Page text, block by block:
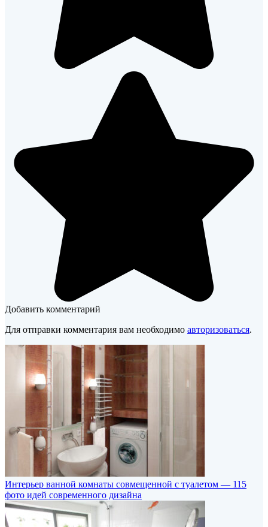
Добавить комментарий
Для отправки комментария вам необходимо авторизоваться.
Интерьер ванной комнаты совмещенной с туалетом — 115
фото идей современного дизайна